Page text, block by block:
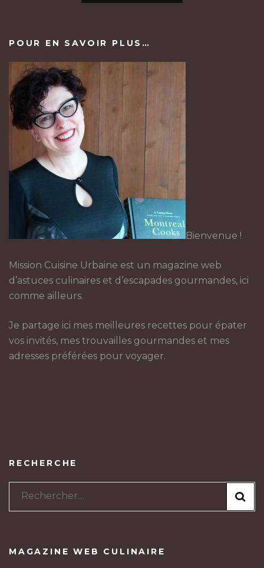
POUR EN SAVOIR PLUS…
Bienvenue !
Mission Cuisine Urbaine est un magazine web
d’astuces culinaires et d’escapades gourmandes, ici
comme ailleurs.
Je partage ici mes meilleures recettes pour épater
vos invités, mes trouvailles gourmandes et mes
adresses préférées pour voyager.
RECHERCHE
Rechercher :
MAGAZINE WEB CULINAIRE